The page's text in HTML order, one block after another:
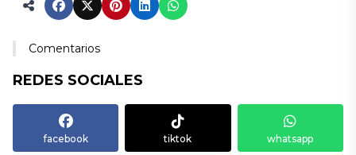
Comentarios
REDES SOCIALES
facebook tiktok whatsapp